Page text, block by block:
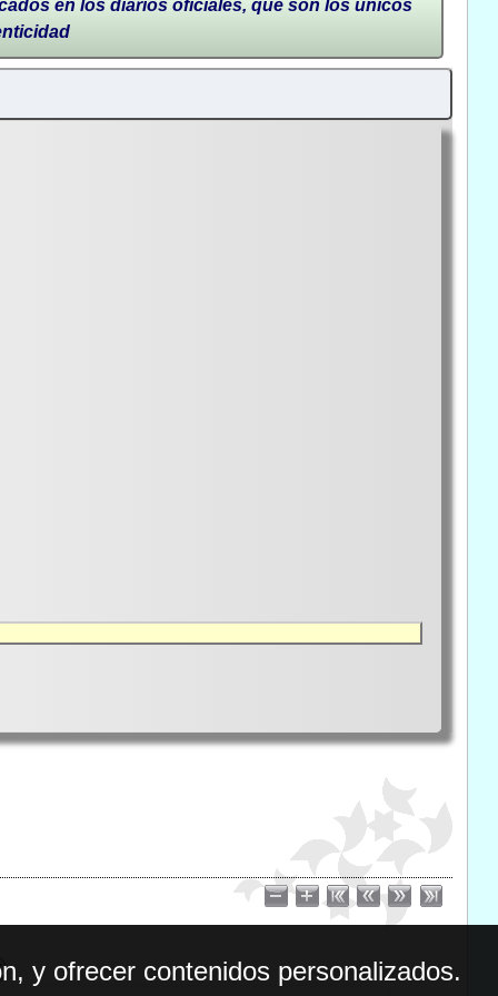
en los diarios oficiales, que son los únicos
y ofrecer contenidos personalizados.